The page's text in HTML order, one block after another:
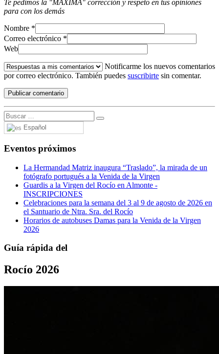
Te pedimos la "MÁXIMA" corrección y respeto en tus opiniones
para con los demás
Nombre *
Correo electrónico *
Web
Notificarme los nuevos comentarios
por correo electrónico. También puedes suscribirte sin comentar.
Español
Eventos próximos
La Hermandad Matriz inaugura “Traslado”, la mirada de un
fotógrafo portugués a la Venida de la Virgen
Guardis a la Virgen del Rocío en Almonte -
INSCRIPCIONES
Celebraciones para la semana del 3 al 9 de agosto de 2026 en
el Santuario de Ntra. Sra. del Rocío
Horarios de autobuses Damas para la Venida de la Virgen
2026
Guía rápida del
Rocío 2026